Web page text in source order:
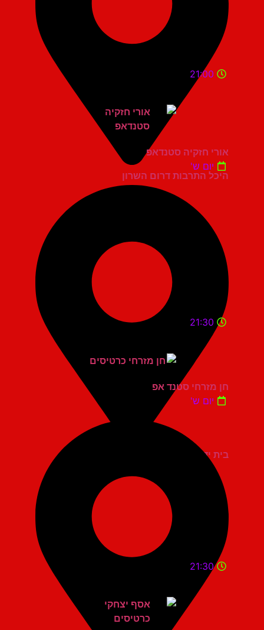
היכל התרבות דרום השרון
21:00
אורי חזקיה סטנדאפ
יום ש'
בית יד לבנים אשדוד
21:30
חן מזרחי סטנד אפ
יום ש'
21:30